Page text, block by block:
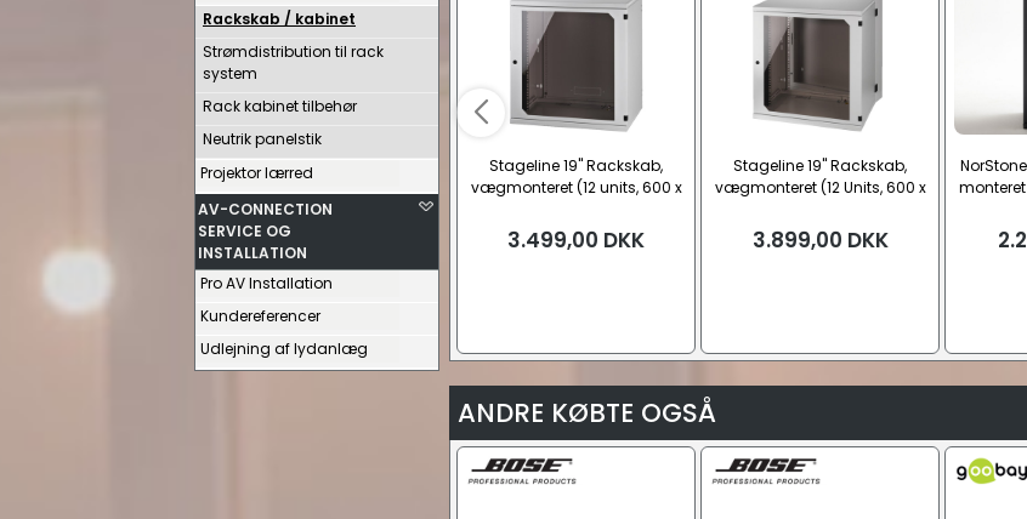
Rackskab / kabinet
Strømdistribution til rack
system
Rack kabinet tilbehør
Neutrik panelstik
Projektor lærred
AV-CONNECTION
SERVICE OG
INSTALLATION
Pro AV Installation
Kundereferencer
Udlejning af lydanlæg
Stageline 19" Rackskab,
vægmonteret (12 units, 600 x
3.499,00 DKK
Stageline 19" Rackskab,
vægmonteret (12 Units, 600 x
3.899,00 DKK
monteret
ANDRE KØBTE OGSÅ